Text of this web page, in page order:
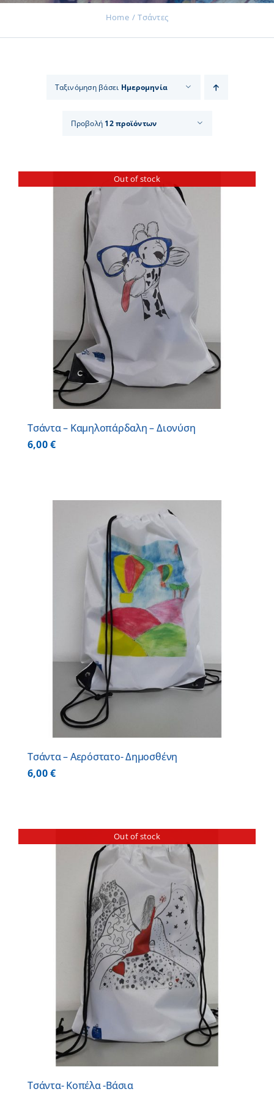
Home Τσάντες
Ταξινόμηση βάσει Ημερομηνία
Προβολή 12 προϊόντων
Out of stock
Τσάντα – Καμηλοπάρδαλη – Διονύση
6,00€
Τσάντα – Αερόστατο- Δημοσθένη
6,00€
Out of stock
Τσάντα- Κοπέλα -Βάσια